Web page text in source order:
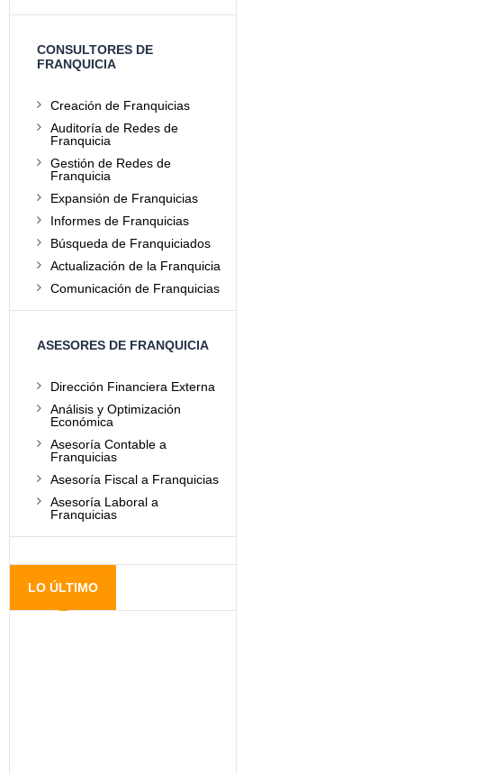
CONSULTORES DE
FRANQUICIA
Creación de Franquicias
Auditoría de Redes de
Franquicia
Gestión de Redes de
Franquicia
Expansión de Franquicias
Informes de Franquicias
Búsqueda de Franquiciados
Actualización de la Franquicia
Comunicación de Franquicias
ASESORES DE FRANQUICIA
Dirección Financiera Externa
Análisis y Optimización
Económica
Asesoría Contable a
Franquicias
Asesoría Fiscal a Franquicias
Asesoría Laboral a
Franquicias
LO ÚLTIMO